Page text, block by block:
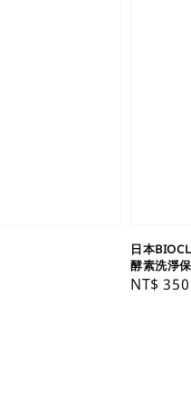
日本
酵素洗淨
Regular
NT$ 350